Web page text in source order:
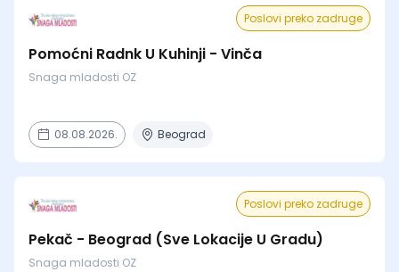
Poslovi preko zadruge
Pomoćni Radnk U Kuhinji - Vinča
Snaga mladosti OZ
08.08.2026. Beograd
Poslovi preko zadruge
Pekač - Beograd (Sve Lokacije U Gradu)
Snaga mladosti OZ